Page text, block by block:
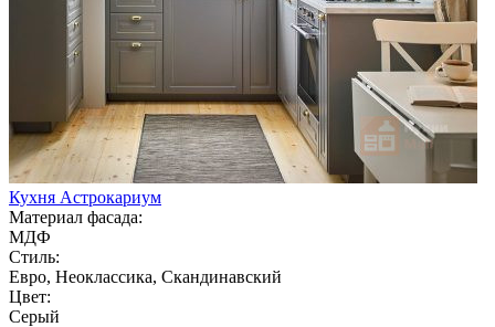
Кухня Астрокариум
Материал фасада:
МДФ
Стиль:
Евро, Неоклассика, Скандинавский
Цвет:
Серый